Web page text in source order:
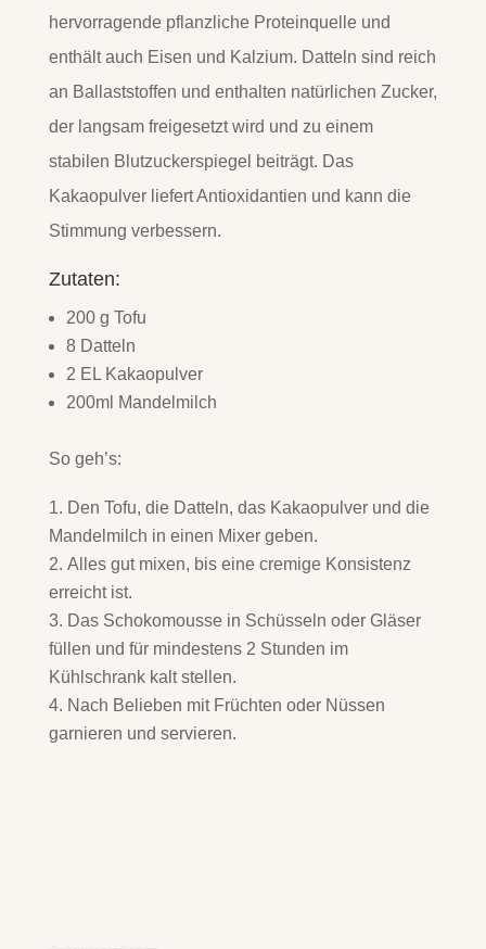
hervorragende pflanzliche Proteinquelle und
enthält auch Eisen und Kalzium. Datteln sind reich
an Ballaststoffen und enthalten natürlichen Zucker,
der langsam freigesetzt wird und zu einem
stabilen Blutzuckerspiegel beiträgt. Das
Kakaopulver liefert Antioxidantien und kann die
Stimmung verbessern.
Zutaten:
200 g Tofu
8 Datteln
2 EL Kakaopulver
200ml Mandelmilch
So geh’s:
Den Tofu, die Datteln, das Kakaopulver und die
Mandelmilch in einen Mixer geben.
Alles gut mixen, bis eine cremige Konsistenz
erreicht ist.
Das Schokomousse in Schüsseln oder Gläser
füllen und für mindestens 2 Stunden im
Kühlschrank kalt stellen.
Nach Belieben mit Früchten oder Nüssen
garnieren und servieren.